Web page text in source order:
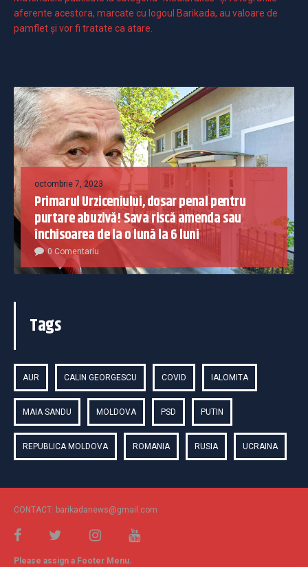
aferente acestora, marcate cu logoul Barikada, au valoare de
pamflet și vor fi tratate ca atare.
octombrie 7, 2023
Primarul Urziceniului, dosar penal pentru
purtare abuzivă! Sava riscă amenda sau
închisoarea de la o lună la 6 luni
0 Comentariu
Tags
AUR CALIN GEORGESCU COVID IALOMITA
MAIA SANDU MOLDOVA PSD PUTIN
REPUBLICA MOLDOVA ROMANIA RUSIA UCRAINA
CONTACT: barikadanews@gmail.com
Please assign a Footer Menu.